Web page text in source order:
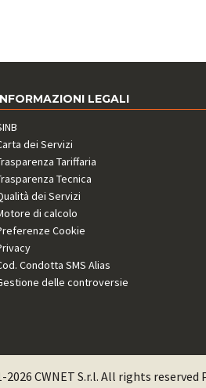
LEGALI
dei Servizi
Tariffaria
Tecnica
dei Servizi
di calcolo
Cookie
Condotta SMS Alias
delle controversie
2026 CWNET S.r.l. All rights reserved